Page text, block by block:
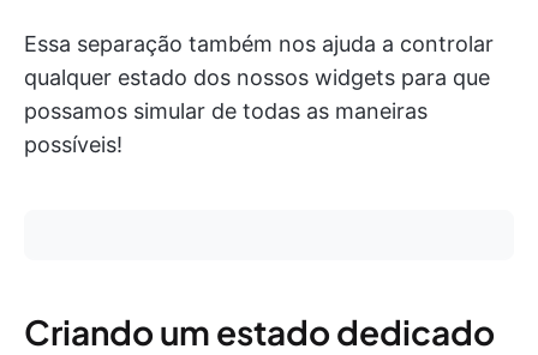
Essa separação também nos ajuda a controlar
qualquer estado dos nossos widgets para que
possamos simular de todas as maneiras
possíveis!
Criando um estado dedicado